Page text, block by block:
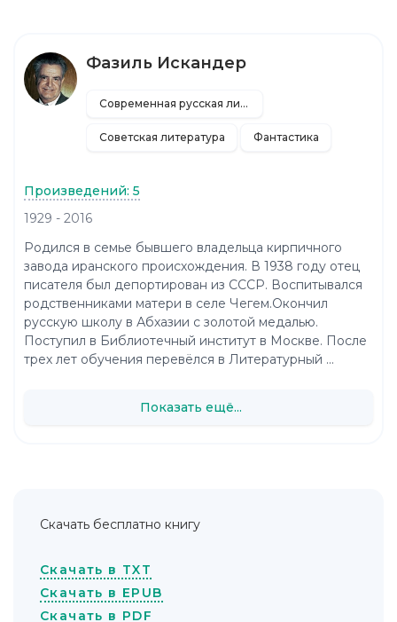
Фазиль Искандер
Современная русская литература
Советская литература Фантастика
Произведений: 5
1929 - 2016
Родился в семье бывшего владельца кирпичного
завода иранского происхождения. В 1938 году отец
писателя был депортирован из СССР. Воспитывался
родственниками матери в селе Чегем.Окончил
русскую школу в Абхазии с золотой медалью.
Поступил в Библиотечный институт в Москве. После
трех лет обучения перевёлся в Литературный ...
Показать ещё...
Скачать бесплатно книгу
Скачать в TXT
Скачать в EPUB
Скачать в PDF